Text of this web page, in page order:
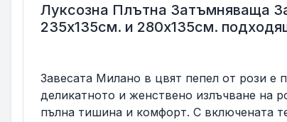
Луксозна Плътна Затъмняваща
235х135см. и 280х135см.
Завесата Милано в цвят пепел от рози е
деликатното и женствено излъчване на
пълна тишина и комфорт. С включената